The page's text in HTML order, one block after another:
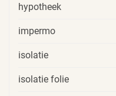
hypotheek
impermo
isolatie
isolatie folie